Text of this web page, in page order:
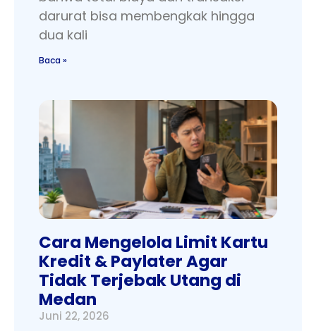
darurat bisa membengkak hingga
dua kali
Baca »
Cara Mengelola Limit Kartu
Kredit & Paylater Agar
Tidak Terjebak Utang di
Medan
Juni 22, 2026